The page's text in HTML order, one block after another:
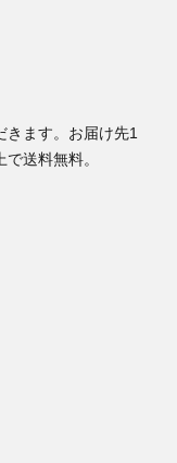
きます。お届け先1
送料無料。